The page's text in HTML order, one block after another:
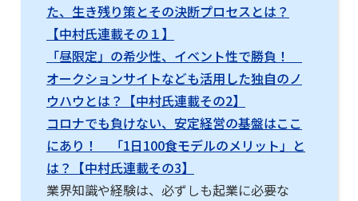
た、生き残り策とその決断プロセスとは？
【中村氏連載その１】
「昼限定」の希少性、イベント性で勝負！
オークションサイトなども活用した独自のノ
ウハウとは？【中村氏連載その2】
コロナでも負けない、安定経営の基盤はここ
にあり！ 「1日100食モデルのメリット」と
は？【中村氏連載その3】
業界知識や経験は、必ずしも起業に必要な